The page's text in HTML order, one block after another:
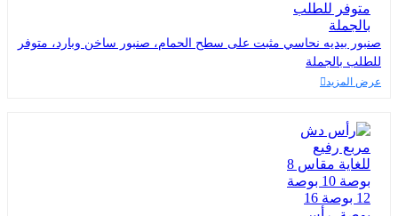
صنبور بيديه نحاسي مثبت على سطح الحمام، صنبور ساخن وبارد، متوفر
للطلب بالجملة
عرض المزيد